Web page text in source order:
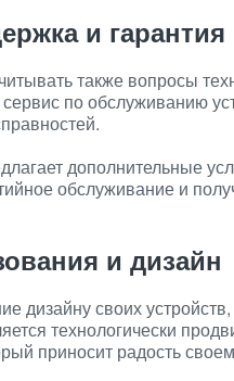
и гарантия
также вопросы
по обслуживанию
дополнительные
обслуживание и
и дизайн
дизайну своих
технологически
приносит радость